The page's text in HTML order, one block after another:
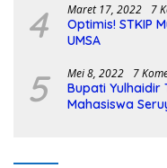
4 Maret 17, 2022 7
Optimis! STKIP
UMSA
5 Mei 8, 2022 7
Bupati Yulhaidir
Mahasiswa